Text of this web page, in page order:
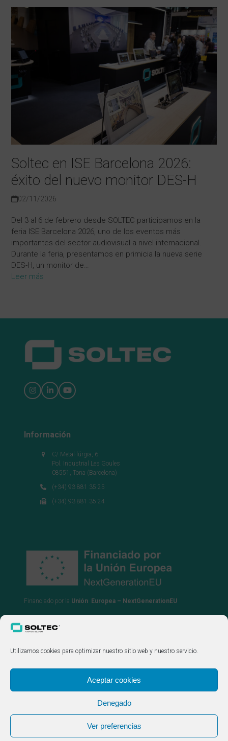
Utilizamos cookies para optimizar nuestro sitio web y nuestro servicio.
Aceptar cookies
Denegado
Ver preferencias
Soltec en ISE Barcelona 2026:
éxito del nuevo monitor DES-H
02/11/2026
Del 3 al 6 de febrero desde SOLTEC participamos en la
feria ISE Barcelona 2026, uno de los eventos más
importantes del sector audiovisual a nivel internacional.
Durante la feria, presentamos en primicia la nueva serie
DES-H, un monitor de…
Leer más
Instagram
LinkedInYouTube
Información
C/ Metal·lúrgia, 6
Pol. Industrial Les Goules
08551, Tona (Barcelona)
(+34) 93 881 35 25
(+34) 93 881 35 24
Financiado por la Unión Europea – NextGenerationEU